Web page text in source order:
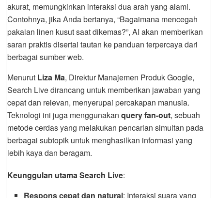
akurat, memungkinkan interaksi dua arah yang alami.
Contohnya, jika Anda bertanya, “Bagaimana mencegah
pakaian linen kusut saat dikemas?”, AI akan memberikan
saran praktis disertai tautan ke panduan terpercaya dari
berbagai sumber web.
Menurut Liza Ma, Direktur Manajemen Produk Google,
Search Live dirancang untuk memberikan jawaban yang
cepat dan relevan, menyerupai percakapan manusia.
Teknologi ini juga menggunakan query fan-out, sebuah
metode cerdas yang melakukan pencarian simultan pada
berbagai subtopik untuk menghasilkan informasi yang
lebih kaya dan beragam.
Keunggulan utama Search Live:
Respons cepat dan natural: Interaksi suara yang